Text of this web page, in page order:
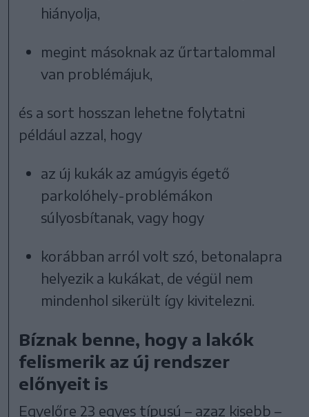
hiányolja,
megint másoknak az űrtartalommal
van problémájuk,
és a sort hosszan lehetne folytatni
például azzal, hogy
az új kukák az amúgyis égető
parkolóhely-problémákon
súlyosbítanak, vagy hogy
korábban arról volt szó, betonalapra
helyezik a kukákat, de végül nem
mindenhol sikerült így kivitelezni.
Bíznak benne, hogy a lakók
felismerik az új rendszer
előnyeit is
Egyelőre 23 egyes típusú – azaz kisebb –